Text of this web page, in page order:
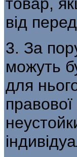
від
3. За
можуть
для